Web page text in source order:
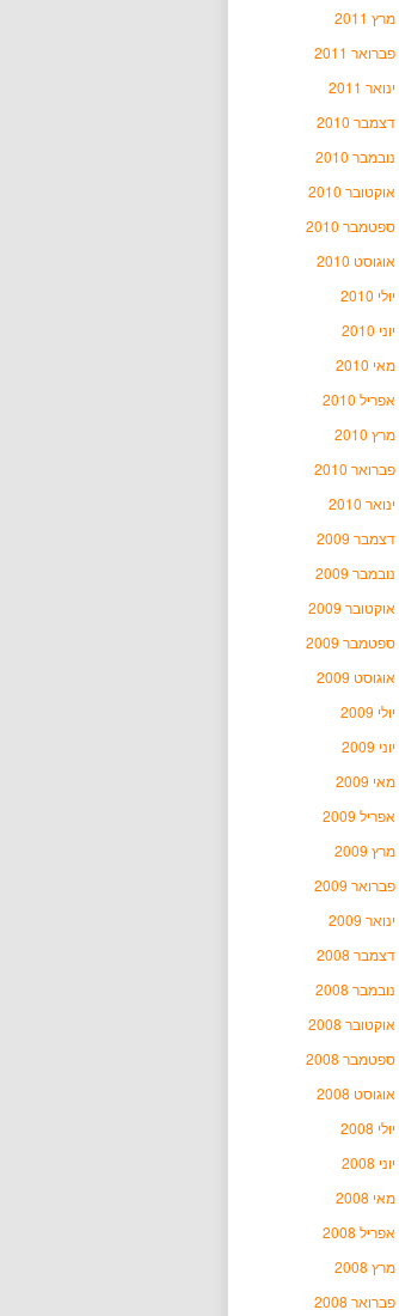
מרץ 2011
פברואר 2011
ינואר 2011
דצמבר 2010
נובמבר 2010
אוקטובר 2010
ספטמבר 2010
אוגוסט 2010
יולי 2010
יוני 2010
מאי 2010
אפריל 2010
מרץ 2010
פברואר 2010
ינואר 2010
דצמבר 2009
נובמבר 2009
אוקטובר 2009
ספטמבר 2009
אוגוסט 2009
יולי 2009
יוני 2009
מאי 2009
אפריל 2009
מרץ 2009
פברואר 2009
ינואר 2009
דצמבר 2008
נובמבר 2008
אוקטובר 2008
ספטמבר 2008
אוגוסט 2008
יולי 2008
יוני 2008
מאי 2008
אפריל 2008
מרץ 2008
פברואר 2008